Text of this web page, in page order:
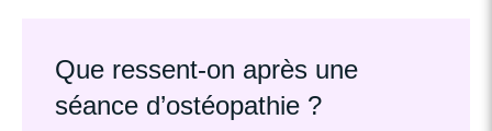
Que ressent-on après une
séance d’ostéopathie ?